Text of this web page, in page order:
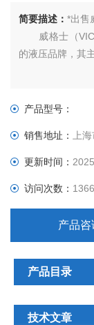
简要描述：*出售
威格士（
的液压品牌，其
产品型号：
销售地址：上海
更新时间：
访问次数： 1366
产品咨
产品目录
技术文章